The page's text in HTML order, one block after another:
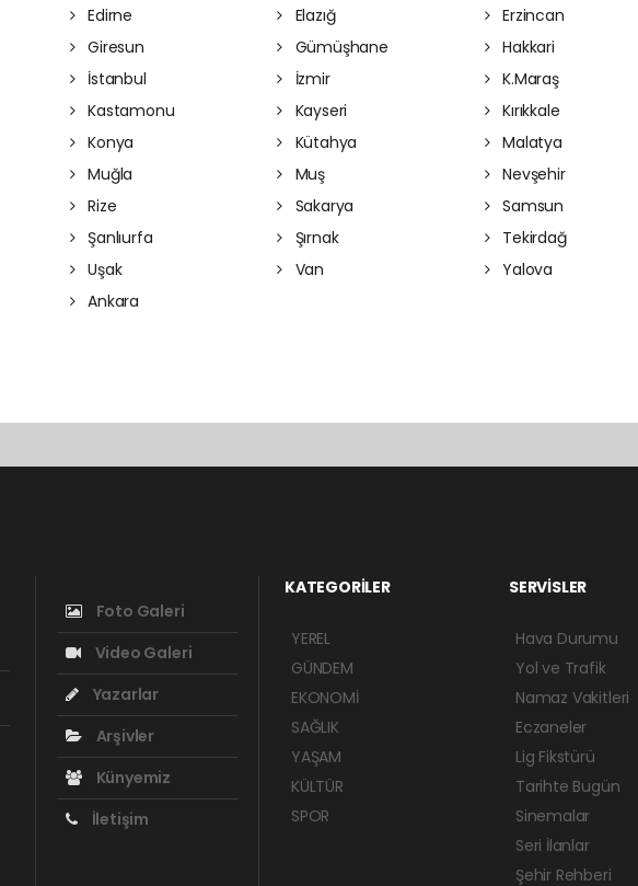
Edirne Elazığ Erzincan
Giresun Gümüşhane Hakkari
İstanbul İzmir K.Maraş
Kastamonu Kayseri Kırıkkale
Konya Kütahya Malatya
Muğla Muş Nevşehir
Rize Sakarya Samsun
Şanlıurfa Şırnak Tekirdağ
Uşak Van Yalova
Ankara
Foto Galeri
Video Galeri
Yazarlar
Arşivler
Künyemiz
İletişim
KATEGORİLER
YEREL
GÜNDEM
EKONOMİ
SAĞLIK
YAŞAM
KÜLTÜR
SPOR
SERVİSLER
Hava Durumu
Yol ve Trafik
Namaz Vakitleri
Eczaneler
Lig Fikstürü
Tarihte Bugün
Sinemalar
Seri İlanlar
Şehir Rehberi